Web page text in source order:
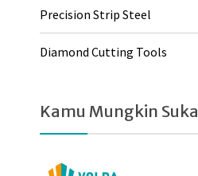
Precision Strip Steel
Diamond Cutting Tools
Kamu Mungkin Suka